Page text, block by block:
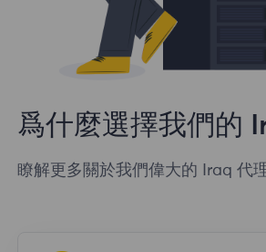
爲什麼選擇我們的
瞭解更多關於我們偉大的 Iraq 代